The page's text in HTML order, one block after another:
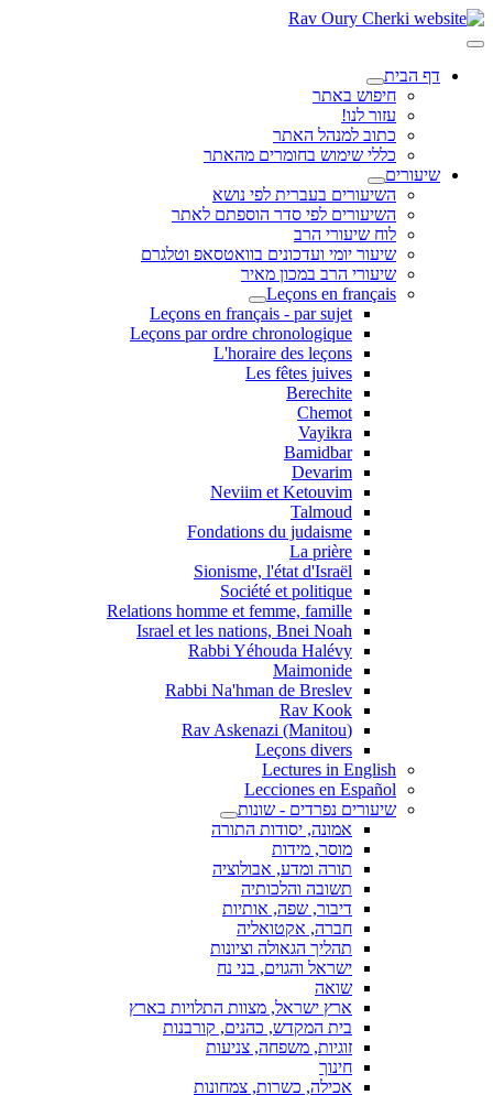
דף הבית
חיפוש באתר
עזור לנו!
כתוב למנהל האתר
כללי שימוש בחומרים מהאתר
שיעורים
השיעורים בעברית לפי נושא
השיעורים לפי סדר הוספתם לאתר
לוח שיעורי הרב
שיעור יומי ועדכונים בוואטסאפ וטלגרם
שיעורי הרב במכון מאיר
Leçons en français
Leçons en français - par sujet
Leçons par ordre chronologique
L'horaire des leçons
Les fêtes juives
Berechite
Chemot
Vayikra
Bamidbar
Devarim
Neviim et Ketouvim
Talmoud
Fondations du judaisme
La prière
Sionisme, l'état d'Israël
Société et politique
Relations homme et femme, famille
Israel et les nations, Bnei Noah
Rabbi Yéhouda Halévy
Maimonide
Rabbi Na'hman de Breslev
Rav Kook
(Rav Askenazi (Manitou
Leçons divers
Lectures in English
Lecciones en Español
שיעורים נפרדים - שונות
אמונה, יסודות התורה
מוסר, מידות
תורה ומדע, אבולוציה
תשובה והלכותיה
דיבור, שפה, אותיות
חברה, אקטואליה
תהליך הגאולה וציונות
ישראל והגוים, בני נח
שואה
ארץ ישראל, מצוות התלויות בארץ
בית המקדש, כהנים, קורבנות
זוגיות, משפחה, צניעות
חינוך
אכילה, כשרות, צמחונות